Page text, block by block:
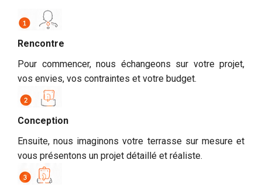
Rencontre
Pour commencer, nous échangeons sur votre projet,
vos envies, vos contraintes et votre budget.
Conception
Ensuite, nous imaginons votre terrasse sur mesure et
vous présentons un projet détaillé et réaliste.